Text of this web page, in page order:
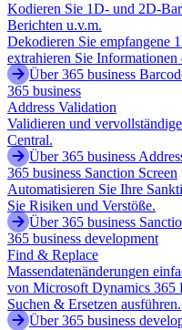
Kodieren Sie 1D- und 2D-
Berichten u.v.m.
Dekodieren Sie empfangene
extrahieren Sie Informationen
Über 365 business
365 business
Address Validation
Validieren und
Central.
Über 365 business
365 business Sanction Screen
Automatisieren Sie Ihre
Sie Risiken und Verstöße.
Über 365 business
365 business development
Find & Replace
Massendatenänderungen
von Microsoft Dynamics 365
Suchen & Ersetzen ausführen.
Über 365 business